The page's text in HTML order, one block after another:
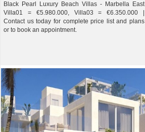
Black Pearl Luxury Beach Villas - Marbella East
Villa01 = €5.980.000, Villa03 = €6.350.000 |
Contact us today for complete price list and plans
or to book an appointment.